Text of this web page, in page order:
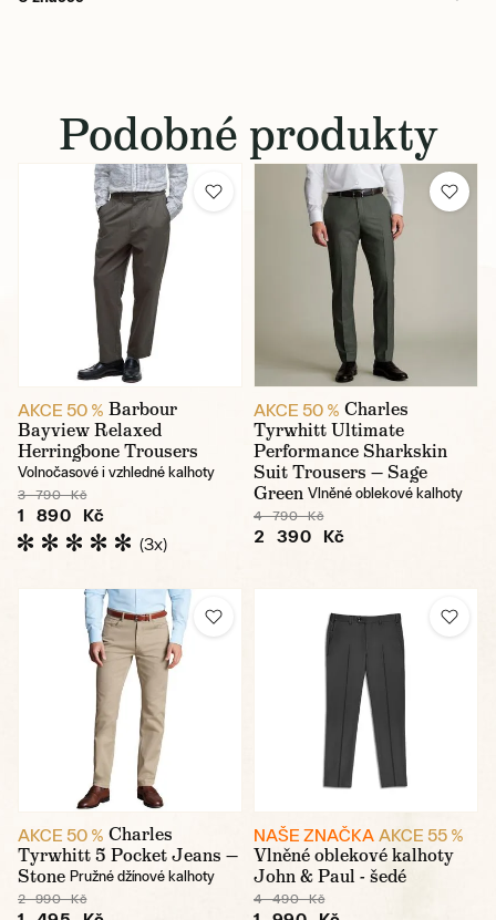
Podobné produkty
AKCE 50 % Barbour
Bayview Relaxed
Herringbone Trousers
Volnočasové i vzhledné kalhoty
3 790 Kč
1 890 Kč
(3x)
AKCE 50 % Charles
Tyrwhitt Ultimate
Performance Sharkskin
Suit Trousers — Sage
Green Vlněné oblekové kalhoty
4 790 Kč
2 390 Kč
AKCE 50 % Charles
Tyrwhitt 5 Pocket Jeans —
Stone Pružné džínové kalhoty
2 990 Kč
NAŠE ZNAČKA AKCE 55 %
Vlněné oblekové kalhoty
John & Paul - šedé
4 490 Kč